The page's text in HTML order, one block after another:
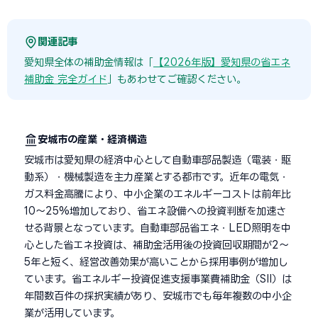
関連記事
愛知県全体の補助金情報は「
【2026年版】愛知県の省エネ
補助金 完全ガイド 」もあわせてご確認ください。
安城市の産業・経済構造
安城市は愛知県の経済中心として自動車部品製造（電装・駆
動系）・機械製造を主力産業とする都市です。近年の電気・
ガス料金高騰により、中小企業のエネルギーコストは前年比
10〜25%増加しており、省エネ設備への投資判断を加速さ
せる背景となっています。自動車部品省エネ・LED照明を中
心とした省エネ投資は、補助金活用後の投資回収期間が2〜
5年と短く、経営改善効果が高いことから採用事例が増加し
ています。省エネルギー投資促進支援事業費補助金（SII）は
年間数百件の採択実績があり、安城市でも毎年複数の中小企
業が活用しています。